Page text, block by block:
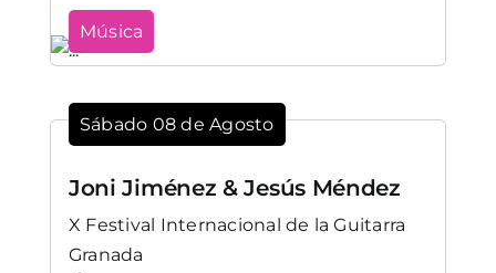
Música
Sábado 08 de Agosto
Joni Jiménez & Jesús Méndez
X Festival Internacional de la Guitarra
Granada